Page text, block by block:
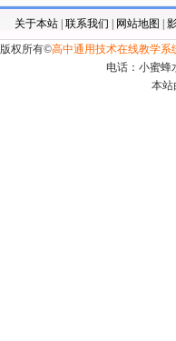
关于本站| 联系我们 网站地图
版权所有©高中通用技术在线教学系
电话：小蜜蜂
本站